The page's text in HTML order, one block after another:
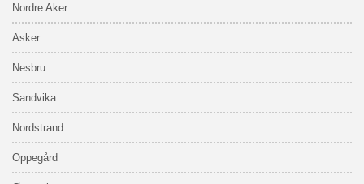
Nordre Aker
Asker
Nesbru
Sandvika
Nordstrand
Oppegård